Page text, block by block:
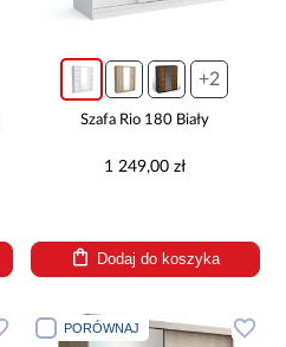
+2
Szafa Rio 180 Biały
1 249,00 zł
Dodaj do koszyka
PORÓWNAJ